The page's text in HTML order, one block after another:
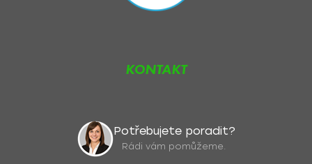
KONTAKT
Potřebujete poradit?
Rádi vám pomůžeme.